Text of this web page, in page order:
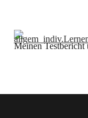
Meinen Testbericht